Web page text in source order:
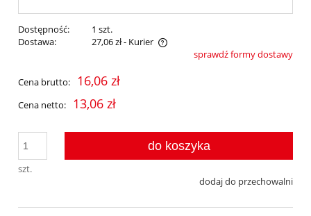
Dostępność:
1 szt.
Dostawa:
27,06 zł- Kurier
Cena nie zawiera ewentualnych kosztów płatnościsprawdź formy dostawy
Cena brutto: 16,06 zł
Cena netto: 13,06 zł
szt.
do koszyka
dodaj do przechowalni